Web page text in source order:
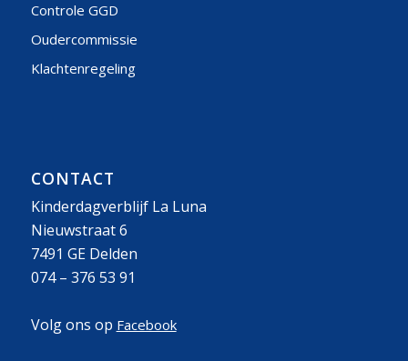
Controle GGD
Oudercommissie
Klachtenregeling
CONTACT
Kinderdagverblijf La Luna
Nieuwstraat 6
7491 GE Delden
074 – 376 53 91
Volg ons op Facebook